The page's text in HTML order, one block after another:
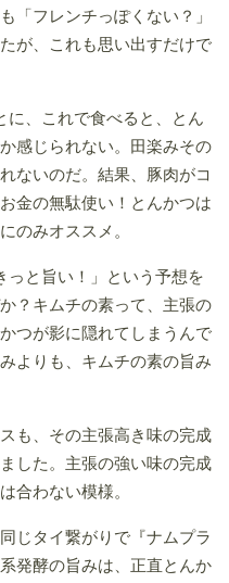
「フレンチっぽくない？」
が、これも思い出すだけで
に、これで食べると、とん
感じられない。田楽みその
ないのだ。結果、豚肉がコ
金の無駄使い！とんかつは
のみオススメ。
っと旨い！」という予想を
？キムチの素って、主張の
つが影に隠れてしまうんで
よりも、キムチの素の旨み
も、その主張高き味の完成
した。主張の強い味の完成
合わない模様。
じタイ繋がりで『ナムプラ
発酵の旨みは、正直とんか